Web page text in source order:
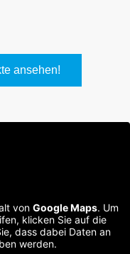
ansehen!
von Google Maps. Um
klicken Sie auf die
dass dabei Daten an
werden.